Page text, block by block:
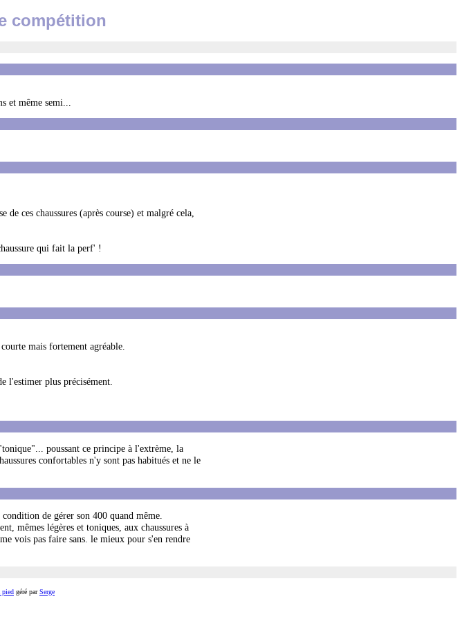
compétition
et même semi...
ces chaussures (après course) et malgré cela,
qui fait la perf' !
mais fortement agréable.
l'estimer plus précisément.
poussant ce principe à l'extrème, la
confortables n'y sont pas habitués et ne le
de gérer son 400 quand même.
mêmes légères et toniques, aux chaussures à
vois pas faire sans. le mieux pour s'en rendre
pied géré parSerge